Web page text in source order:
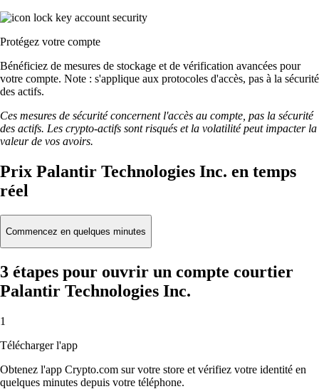
Protégez votre compte
Bénéficiez de mesures de stockage et de vérification avancées pour
votre compte. Note : s'applique aux protocoles d'accès, pas à la sécurité
des actifs.
Ces mesures de sécurité concernent l'accès au compte, pas la sécurité
des actifs. Les crypto-actifs sont risqués et la volatilité peut impacter la
valeur de vos avoirs.
Prix Palantir Technologies Inc. en temps
réel
Commencez en quelques minutes
3 étapes pour ouvrir un compte courtier
Palantir Technologies Inc.
1
Télécharger l'app
Obtenez l'app Crypto.com sur votre store et vérifiez votre identité en
quelques minutes depuis votre téléphone.